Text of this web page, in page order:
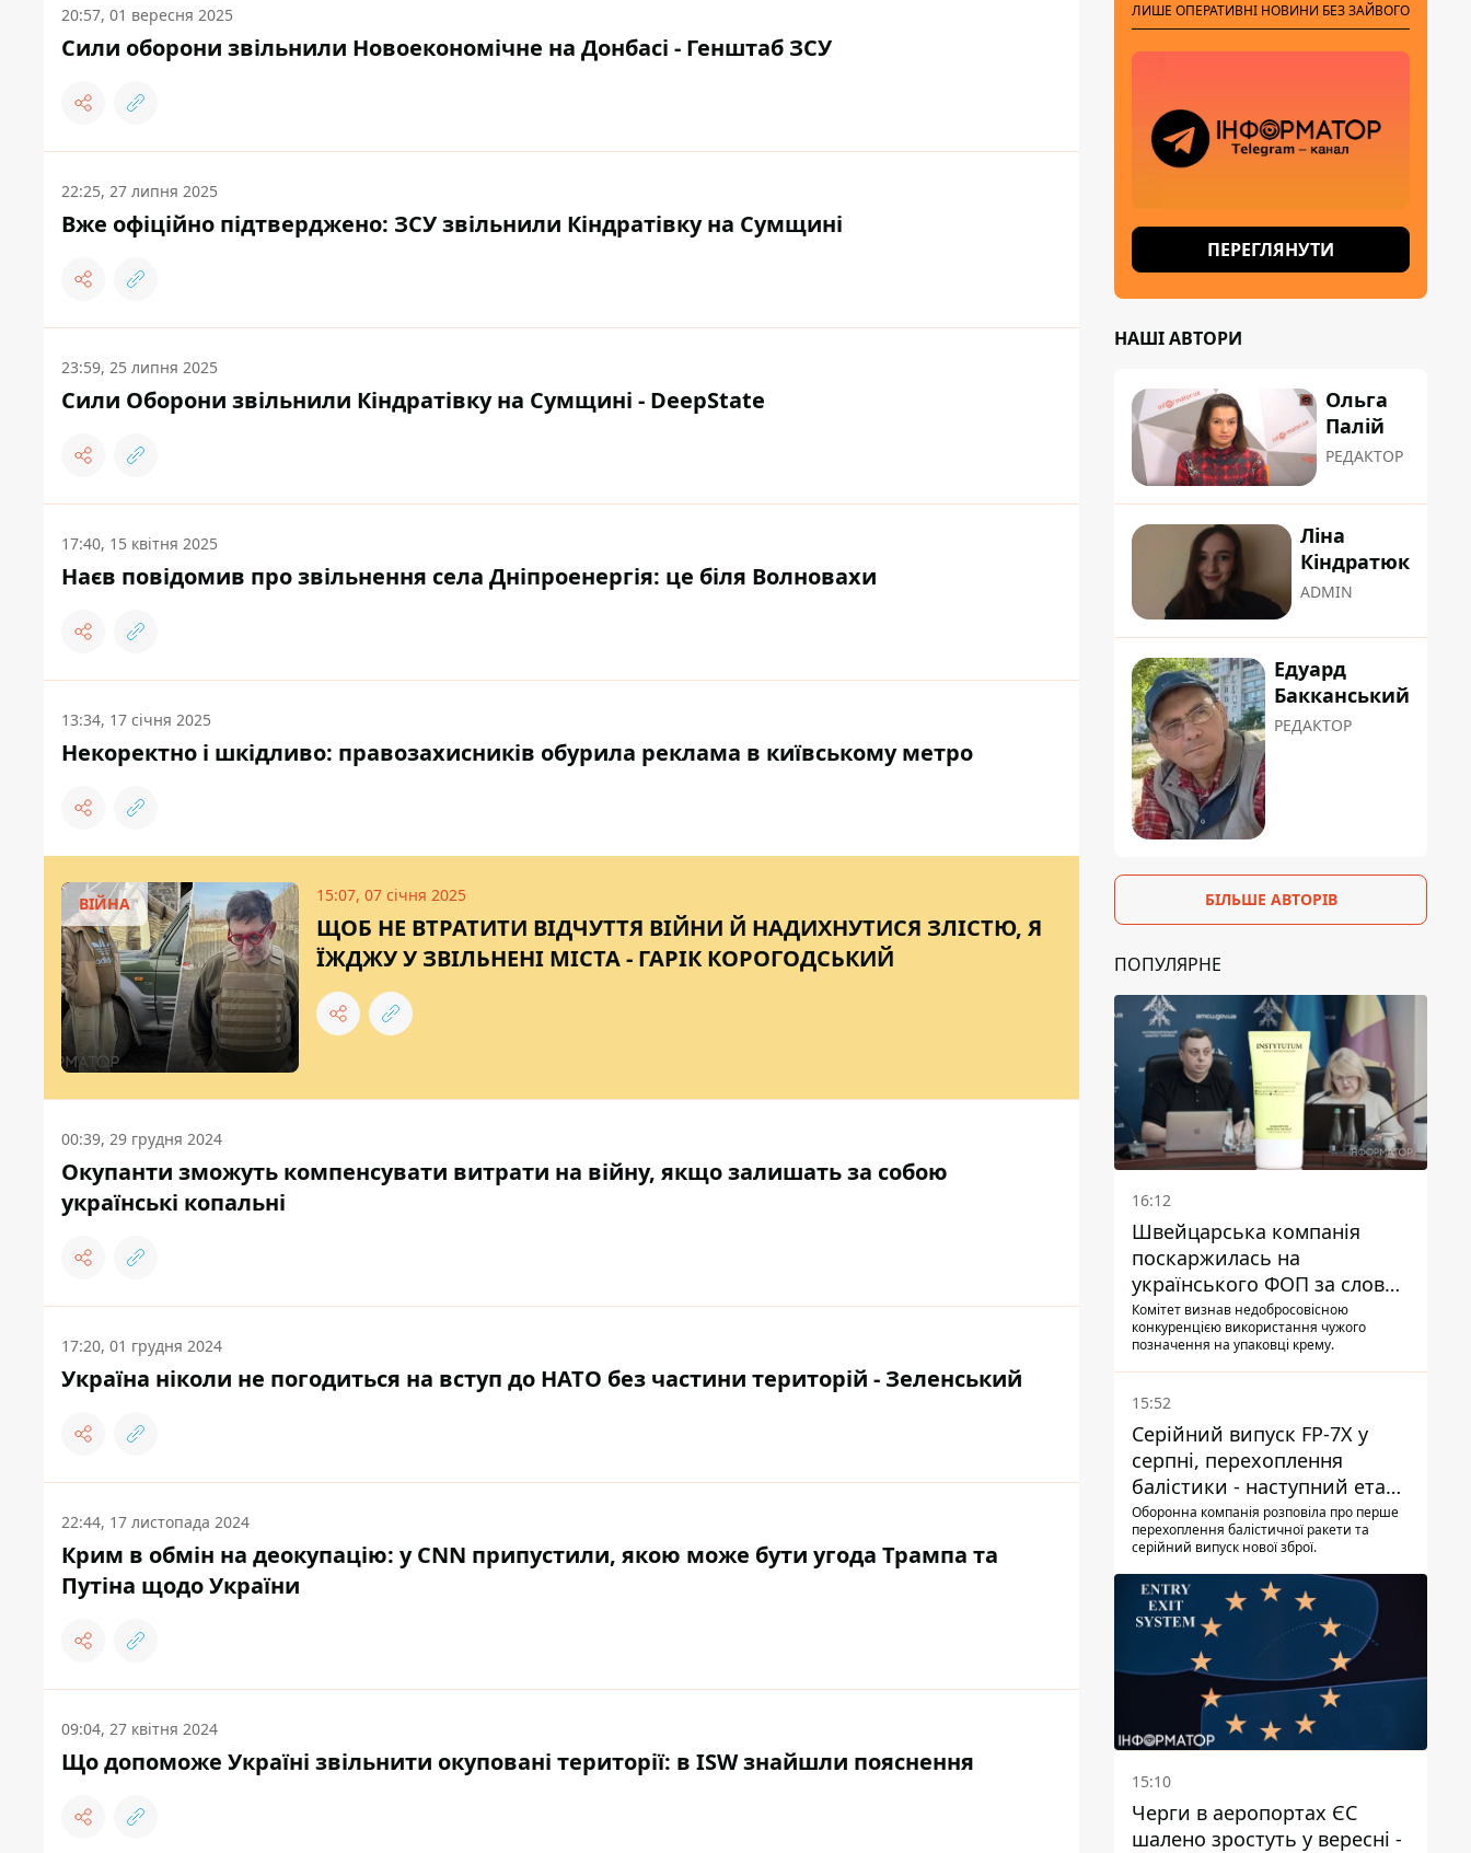
20:57, 01 вересня 2025
Сили оборони звільнили Новоекономічне на Донбасі - Генштаб ЗСУ
22:25, 27 липня 2025
Вже офіційно підтверджено: ЗСУ звільнили Кіндратівку на Сумщині
23:59, 25 липня 2025
Сили Оборони звільнили Кіндратівку на Сумщині - DeepState
17:40, 15 квітня 2025
Наєв повідомив про звільнення села Дніпроенергія: це біля Волновахи
13:34, 17 січня 2025
Некоректно і шкідливо: правозахисників обурила реклама в київському метро
ВІЙНА 15:07, 07 січня 2025
ЩОБ НЕ ВТРАТИТИ ВІДЧУТТЯ ВІЙНИ Й НАДИХНУТИСЯ ЗЛІСТЮ, Я
ЇЖДЖУ У ЗВІЛЬНЕНІ МІСТА - ГАРІК КОРОГОДСЬКИЙ
00:39, 29 грудня 2024
Окупанти зможуть компенсувати витрати на війну, якщо залишать за собою
українські копальні
17:20, 01 грудня 2024
Україна ніколи не погодиться на вступ до НАТО без частини територій - Зеленський
22:44, 17 листопада 2024
Крим в обмін на деокупацію: у CNN припустили, якою може бути угода Трампа та
Путіна щодо України
09:04, 27 квітня 2024
Що допоможе Україні звільнити окуповані території: в ISW знайшли пояснення
ЛИШЕ ОПЕРАТИВНІ НОВИНИ БЕЗ ЗАЙВОГО
ПЕРЕГЛЯНУТИ
НАШІ АВТОРИ
Ольга
Палій
РЕДАКТОР
Ліна
Кіндратюк
ADMIN
Едуард
Бакканський
РЕДАКТОР
БІЛЬШЕ АВТОРІВ
ПОПУЛЯРНЕ
16:12
Швейцарська компанія
поскаржилась на
українського ФОП за слова
SUN SCRIPTION на упаковці
крему - АМКУ наклав штраф
Комітет визнав недобросовісною
конкуренцією використання чужого
позначення на упаковці крему.
15:52
Серійний випуск FP-7X у
серпні, перехоплення
балістики - наступний етап -
Fire Point конкретизувало
плани
Оборонна компанія розповіла про перше
перехоплення балістичної ракети та
серійний випуск нової зброї.
15:10
Черги в аеропортах ЄС
шалено зростуть у вересні -